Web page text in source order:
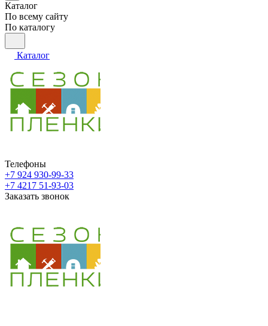
Каталог
По всему сайту
По каталогу
Каталог
Телефоны
+7 924 930-99-33
+7 4217 51-93-03
Заказать звонок